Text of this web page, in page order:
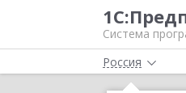
Система
Россия